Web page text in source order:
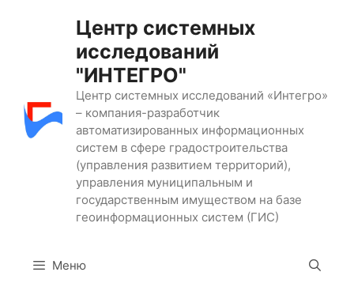
содержимому
Центр системных
исследований
"ИНТЕГРО"
Центр системных исследований «Интегро»
– компания-разработчик
автоматизированных информационных
систем в сфере градостроительства
(управления развитием территорий),
управления муниципальным и
государственным имуществом на базе
геоинформационных систем (ГИС)
Меню